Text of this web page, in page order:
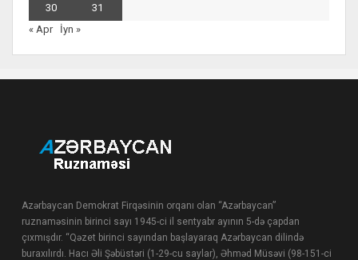
30
31
« Apr
İyn »
Azərbaycan Demokrat Firqəsinin orqanı olan “Azərbaycan”
ruznaməsinin birinci sayı 1945-ci il sentyabr ayının 5-də çapdan
çıxmışdır. “Qəzet birinci sayından başlayaraq Azərbaycan dilində
buraxılırdı. Hacı Əli Şəbüstəri (1-29-cu saylar), Əhməd Müsəvi (98-151-ci